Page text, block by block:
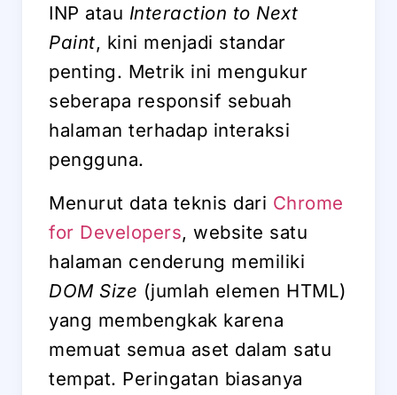
INP atau Interaction to Next
Paint, kini menjadi standar
penting. Metrik ini mengukur
seberapa responsif sebuah
halaman terhadap interaksi
pengguna.
Menurut data teknis dari Chrome
for Developers, website satu
halaman cenderung memiliki
DOM Size (jumlah elemen HTML)
yang membengkak karena
memuat semua aset dalam satu
tempat. Peringatan biasanya